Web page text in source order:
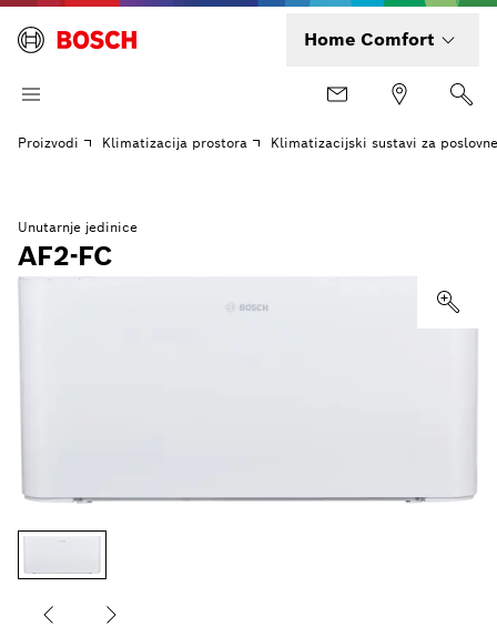
Home Comfort
Proizvodi Klimatizacija prostora Klimatizacijski sustavi za
Unutarnje jedinice
AF2-FC